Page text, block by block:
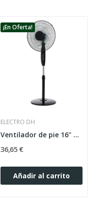
¡En Oferta!
ELECTRO DH
Ventilador de pie 16" 50W con mando
36,65 €
Añadir al carrito